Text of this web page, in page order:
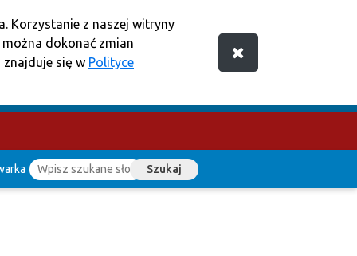
Korzystanie z naszej witryny
dokonać zmian
się w Polityce
Szukaj